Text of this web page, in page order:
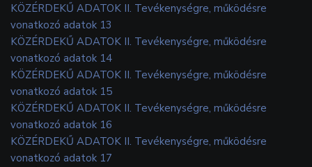
KÖZÉRDEKŰ ADATOK II. Tevékenységre, működésre
vonatkozó adatok 13
KÖZÉRDEKŰ ADATOK II. Tevékenységre, működésre
vonatkozó adatok 14
KÖZÉRDEKŰ ADATOK II. Tevékenységre, működésre
vonatkozó adatok 15
KÖZÉRDEKŰ ADATOK II. Tevékenységre, működésre
vonatkozó adatok 16
KÖZÉRDEKŰ ADATOK II. Tevékenységre, működésre
vonatkozó adatok 17